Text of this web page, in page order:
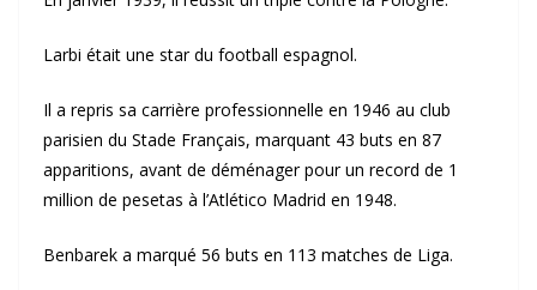
Larbi était une star du football espagnol.
Il a repris sa carrière professionnelle en 1946 au club
parisien du Stade Français, marquant 43 buts en 87
apparitions, avant de déménager pour un record de 1
million de pesetas à l’Atlético Madrid en 1948.
Benbarek a marqué 56 buts en 113 matches de Liga.